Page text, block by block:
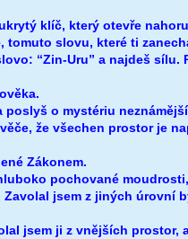
klíč, který otevře
tomuto slovu, které ti
“Zin-Uru” a najdeš sílu.
poslyš o mystériu
že všechen prostor je
Zákonem.
pochované
Zavolal jsem z jiných úrovní
jsem ji z vnějších prostor,